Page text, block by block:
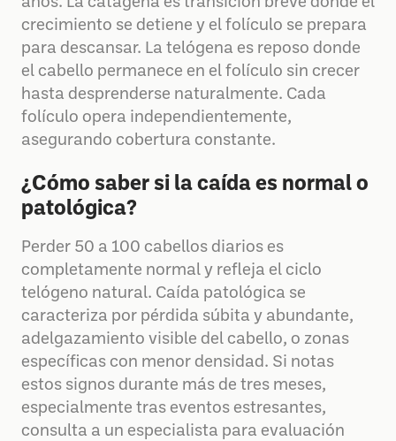
crecimiento se detiene y el folículo se prepara
para descansar. La telógena es reposo donde
el cabello permanece en el folículo sin crecer
hasta desprenderse naturalmente. Cada
folículo opera independientemente,
asegurando cobertura constante.
¿Cómo saber si la caída es normal o
patológica?
Perder 50 a 100 cabellos diarios es
completamente normal y refleja el ciclo
telógeno natural. Caída patológica se
caracteriza por pérdida súbita y abundante,
adelgazamiento visible del cabello, o zonas
específicas con menor densidad. Si notas
estos signos durante más de tres meses,
especialmente tras eventos estresantes,
consulta a un especialista para evaluación